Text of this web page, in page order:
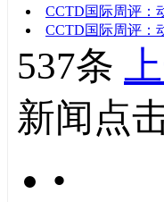
CCTD国际周评：
CCTD国际周评：
537条
新闻点
•